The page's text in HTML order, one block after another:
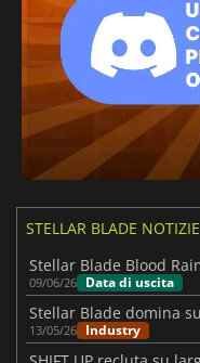
Turco
Russo
Cinese semplificato
STELLAR BLADE NOTIZIE
09/06/26 Data di uscita
13/05/26 Industry